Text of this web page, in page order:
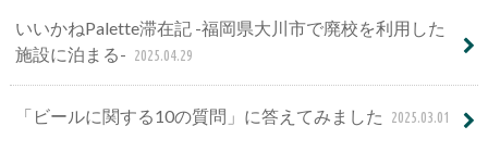
いいかねPalette滞在記 -福岡県大川市で廃校を利用した
施設に泊まる- 2025.04.29
「ビールに関する10の質問」に答えてみました 2025.03.01